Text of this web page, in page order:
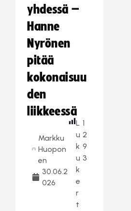
yhdessä –
Hanne
Nyrönen
pitää
kokonaisuu
den
liikkeessä
Markku
Huopon
en
30.06.2
026
L
u
k
u
k
e
r
t
1
2
9
3